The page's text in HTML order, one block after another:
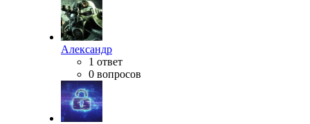
Александр
1 ответ
0 вопросов